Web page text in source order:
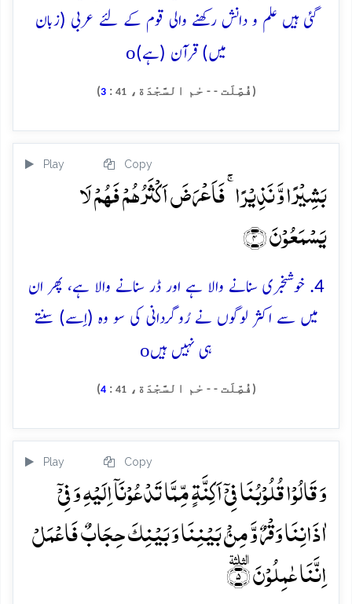
گئی ہیں علم و دانش رکھنے والی قوم کے لئے عربی (زبان
میں) قرآن (ہے)o
(فُصِّلَت - - حٰم السَّجْدَة،41
:
3
)
Play Copy
بَشِیۡرًا وَّ نَذِیۡرًا ۚ فَاَعۡرَضَ اَکۡثَرُہُمۡ فَہُمۡ لَا
یَسۡمَعُوۡنَ ﴿۴﴾
4. خوشخبری سنانے والا ہے اور ڈر سنانے والا ہے، پھر ان
میں سے اکثر لوگوں نے رُوگردانی کی سو وہ (اِسے) سنتے
ہی نہیں ہیںo
(فُصِّلَت - - حٰم السَّجْدَة،41
:
4
)
Play Copy
وَ قَالُوۡا قُلُوۡبُنَا فِیۡۤ اَکِنَّۃٍ مِّمَّا تَدۡعُوۡنَاۤ اِلَیۡہِ وَ فِیۡۤ
اٰذَانِنَا وَقۡرٌ وَّ مِنۡۢ بَیۡنِنَا وَ بَیۡنِکَ حِجَابٌ فَاعۡمَلۡ
اِنَّنَا عٰمِلُوۡنَ ؓ﴿۵﴾